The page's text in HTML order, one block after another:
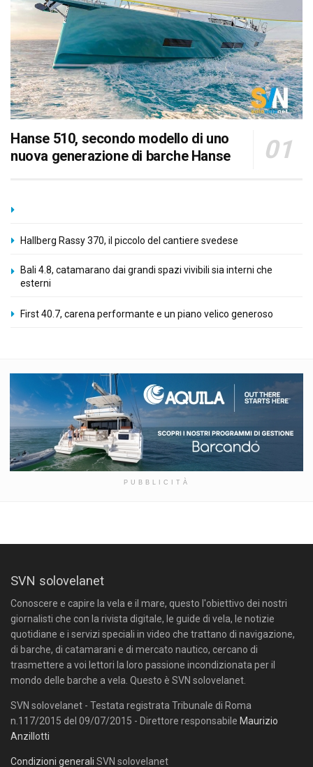
Hanse 510, secondo modello di uno
nuova generazione di barche Hanse
Hallberg Rassy 370, il piccolo del cantiere svedese
Bali 4.8, catamarano dai grandi spazi vivibili sia interni che
esterni
First 40.7, carena performante e un piano velico generoso
PUBBLICITÀ
SVN solovelanet
Conoscere e capire la vela e il mare, questo l'obiettivo dei nostri
giornalisti che con la rivista digitale, le guide di vela, le notizie
quotidiane e i servizi speciali in video che trattano di navigazione,
di barche, di catamarani e di mercato nautico, cercano di
trasmettere a voi lettori la loro passione incondizionata per il
mondo delle barche a vela. Questo è SVN solovelanet.
SVN solovelanet - Testata registrata Tribunale di Roma
n.117/2015 del 09/07/2015 - Direttore responsabile Maurizio
Anzillotti
Condizioni generali SVN solovelanet